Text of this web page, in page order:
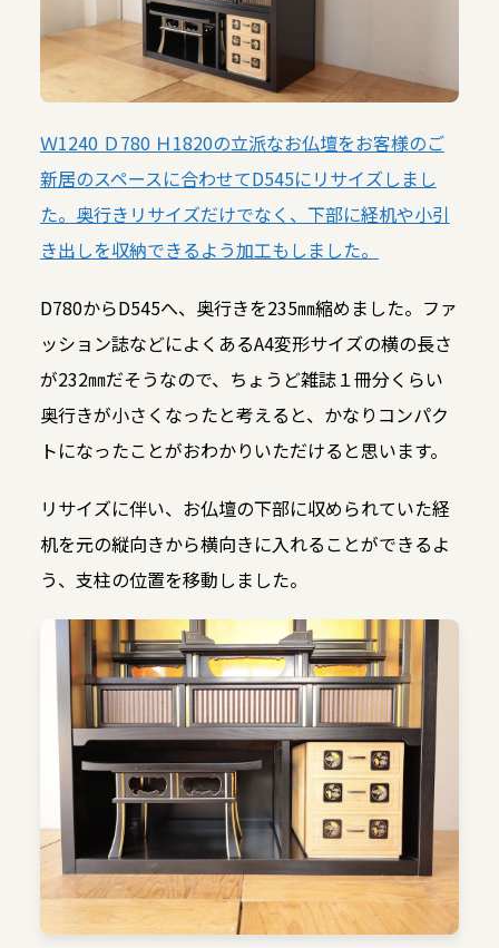
Ｗ1240 Ｄ780 Ｈ1820の立派なお仏壇をお客様のご
新居のスペースに合わせてD545にリサイズしまし
た。奥行きリサイズだけでなく、下部に経机や小引
き出しを収納できるよう加工もしました。
D780からD545へ、奥行きを235㎜縮めました。ファ
ッション誌などによくあるA4変形サイズの横の長さ
が232㎜だそうなので、ちょうど雑誌１冊分くらい
奥行きが小さくなったと考えると、かなりコンパク
トになったことがおわかりいただけると思います。
リサイズに伴い、お仏壇の下部に収められていた経
机を元の縦向きから横向きに入れることができるよ
う、支柱の位置を移動しました。